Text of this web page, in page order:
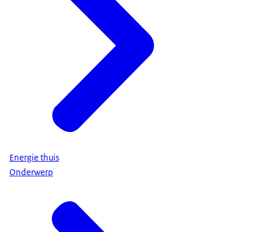
Energie thuis
Onderwerp